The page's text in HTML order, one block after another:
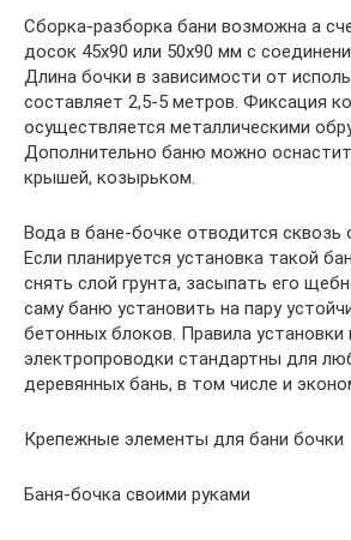
Сборка-разборка бани возможна а
досок 45х90 или 50х90 мм с
Длина бочки в зависимости от
составляет 2,5-5 метров. Фиксация
осуществляется металлическими
Дополнительно баню можно
крышей, козырьком.
Вода в бане-бочке отводится сквозь
Если планируется установка такой
снять слой грунта, засыпать его
саму баню установить на пару
бетонных блоков. Правила установки
электропроводки стандартны для
деревянных бань, в том числе и
Крепежные элементы для бани бочки
Баня-бочка своими руками